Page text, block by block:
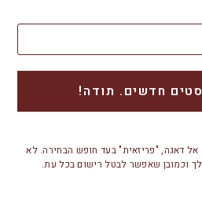
דאגה, "פריזאית" בעד חופש הבחירה. לא
וכמובן שאפשר לבטל רישום בכל עת.